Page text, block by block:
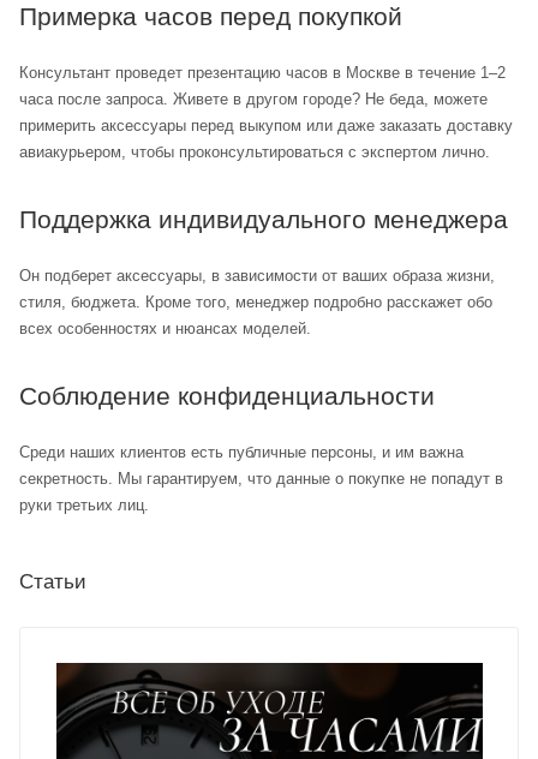
Примерка часов перед покупкой
Консультант проведет презентацию часов в Москве в течение 1–2
часа после запроса. Живете в другом городе? Не беда, можете
примерить аксессуары перед выкупом или даже заказать доставку
авиакурьером, чтобы проконсультироваться с экспертом лично.
Поддержка индивидуального менеджера
Он подберет аксессуары, в зависимости от ваших образа жизни,
стиля, бюджета. Кроме того, менеджер подробно расскажет обо
всех особенностях и нюансах моделей.
Соблюдение конфиденциальности
Среди наших клиентов есть публичные персоны, и им важна
секретность. Мы гарантируем, что данные о покупке не попадут в
руки третьих лиц.
Статьи